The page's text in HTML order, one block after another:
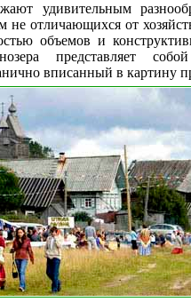
удивительным
не отличающихся от
объемов и
представляет
вписанный в картину